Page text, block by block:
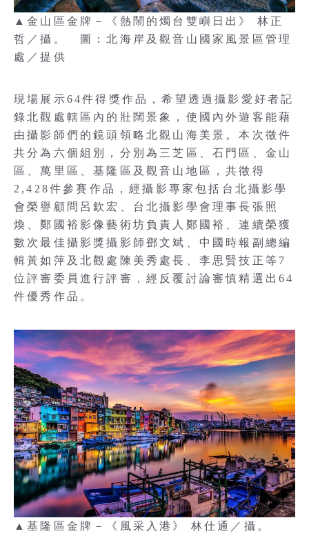
▲金山區金牌－《熱鬧的燭台雙嶼日出》 林正
哲／攝。 圖：北海岸及觀音山國家風景區管理
處／提供
現場展示64件得獎作品，希望透過攝影愛好者記
錄北觀處轄區內的壯闊景象，使國內外遊客能藉
由攝影師們的鏡頭領略北觀山海美景。本次徵件
共分為六個組別，分別為三芝區、石門區、金山
區、萬里區、基隆區及觀音山地區，共徵得
2,428件參賽作品，經攝影專家包括台北攝影學
會榮譽顧問呂欽宏、台北攝影學會理事長張照
煥、鄭國裕影像藝術坊負責人鄭國裕、連續榮獲
數次最佳攝影獎攝影師鄧文斌、中國時報副總編
輯黃如萍及北觀處陳美秀處長、李思賢技正等7
位評審委員進行評審，經反覆討論審慎精選出64
件優秀作品。
▲基隆區金牌－《風采入港》 林仕通／攝。